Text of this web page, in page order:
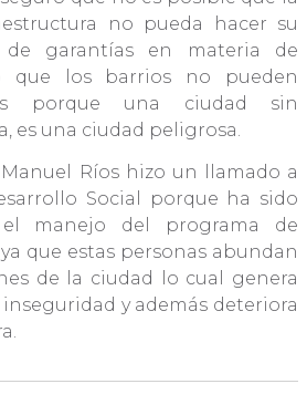
no pueda hacer su
garantías en materia de
que los barrios no pueden
porque una ciudad sin
es una ciudad peligrosa.
Ríos hizo un llamado a
Social porque ha sido
manejo del programa de
que estas personas abundan
de la ciudad lo cual genera
y además deteriora